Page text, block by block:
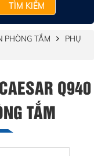
TÌM KIẾM
PHÒNG TẮM
PHỤ
Q940
TẮM